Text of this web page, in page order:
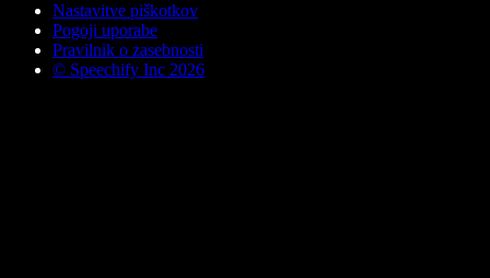
Nastavitve piškotkov
Pogoji uporabe
Pravilnik o zasebnosti
© Speechify Inc 2026